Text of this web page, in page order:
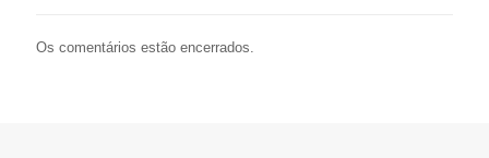
Os comentários estão encerrados.